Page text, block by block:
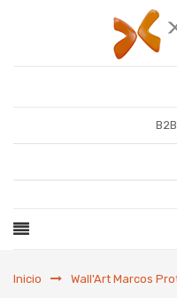
Inicio Wall'Art Marcos